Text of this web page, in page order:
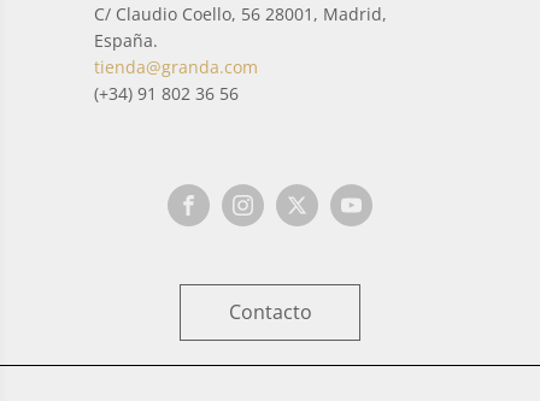
C/ Claudio Coello, 56 28001, Madrid,
España.
tienda@granda.com
(+34) 91 802 36 56
Contacto